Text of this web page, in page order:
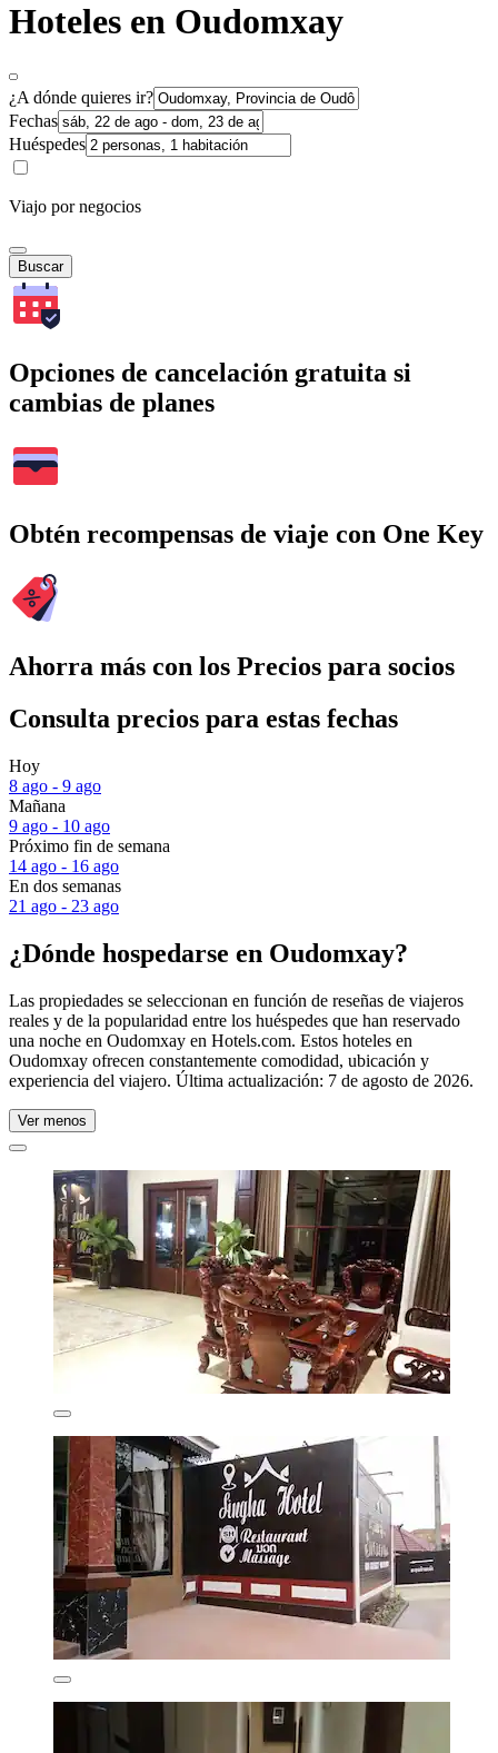
Hoteles en Oudomxay
¿A dónde quieres ir?
Fechas
Huéspedes
Viajo por negocios
Buscar
Opciones de cancelación gratuita si
cambias de planes
Obtén recompensas de viaje con One Key
Ahorra más con los Precios para socios
Consulta precios para estas fechas
Hoy
8 ago - 9 ago
Mañana
9 ago - 10 ago
Próximo fin de semana
14 ago - 16 ago
En dos semanas
21 ago - 23 ago
¿Dónde hospedarse en Oudomxay?
Las propiedades se seleccionan en función de reseñas de viajeros
reales y de la popularidad entre los huéspedes que han reservado
una noche en Oudomxay en Hotels.com. Estos hoteles en
Oudomxay ofrecen constantemente comodidad, ubicación y
experiencia del viajero. Última actualización: 7 de agosto de 2026.
Ver menos